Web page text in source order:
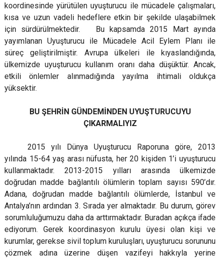
koordinesinde yürütülen uyuşturucu ile mücadele çalışmaları,
kısa ve uzun vadeli hedeflere etkin bir şekilde ulaşabilmek
için sürdürülmektedir. Bu kapsamda 2015 Mart ayında
yayımlanan Uyuşturucu ile Mücadele Acil Eylem Planı ile
süreç geliştirilmiştir. Avrupa ülkeleri ile kıyaslandığında,
ülkemizde uyuşturucu kullanım oranı daha düşüktür. Ancak,
etkili önlemler alınmadığında yayılma ihtimali oldukça
yüksektir.
BU ŞEHRİN GÜNDEMİNDEN UYUŞTURUCUYU
ÇIKARMALIYIZ
2015 yılı Dünya Uyuşturucu Raporuna göre, 2013
yılında 15-64 yaş arası nüfusta, her 20 kişiden 1’i uyuşturucu
kullanmaktadır. 2013-2015 yılları arasında ülkemizde
doğrudan madde bağlantılı ölümlerin toplam sayısı 590’dır.
Adana, doğrudan madde bağlantılı ölümlerde, İstanbul ve
Antalya’nın ardından 3. Sırada yer almaktadır. Bu durum, görev
sorumluluğumuzu daha da arttırmaktadır. Buradan açıkça ifade
ediyorum. Gerek koordinasyon kurulu üyesi olan kişi ve
kurumlar, gerekse sivil toplum kuruluşları, uyuşturucu sorununu
çözmek adına üzerine düşen vazifeyi hakkıyla yerine